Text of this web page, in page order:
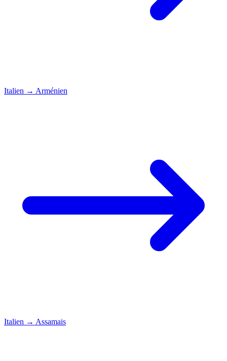
Italien → Arménien
Italien → Assamais